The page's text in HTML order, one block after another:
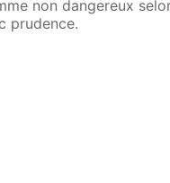
non dangereux
prudence.